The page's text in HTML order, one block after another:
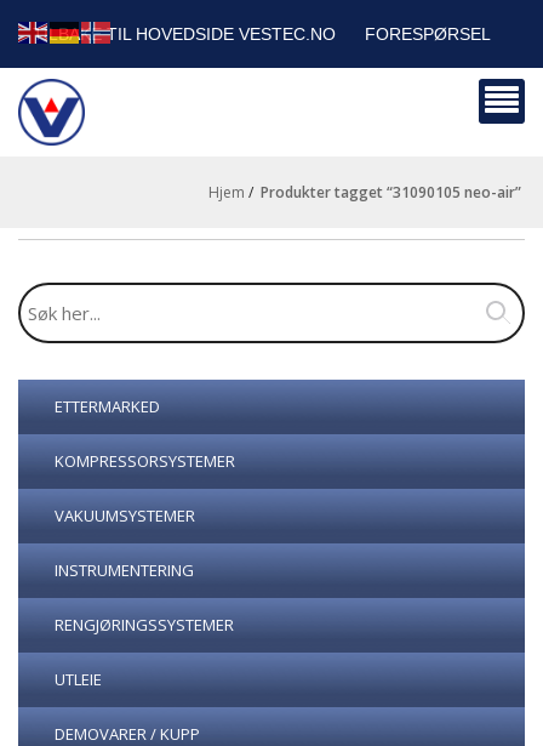
TILBAKE TIL HOVEDSIDE VESTEC.NO FORESPØRSEL
HANDLEVOGN
BEDRIFTSKUNDER
Hjem / produkter tagget “31090105 neo-air”
ETTERMARKED
KOMPRESSORSYSTEMER
VAKUUMSYSTEMER
INSTRUMENTERING
RENGJØRINGSSYSTEMER
UTLEIE
DEMOVARER / KUPP